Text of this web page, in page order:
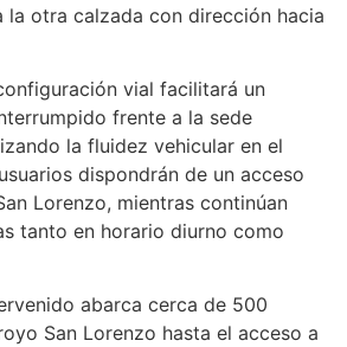
la otra calzada con dirección hacia
vial facilitará un
frente a la sede
la fluidez vehicular en el
dispondrán de un acceso
Lorenzo, mientras continúan
tanto en horario diurno como
abarca cerca de 500
San Lorenzo hasta el acceso a